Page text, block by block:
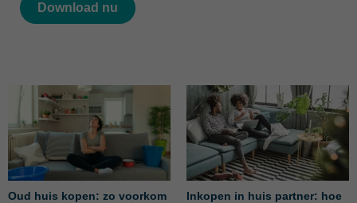
Download nu
Oud huis kopen: zo voorkom
Inkopen in huis partner: hoe